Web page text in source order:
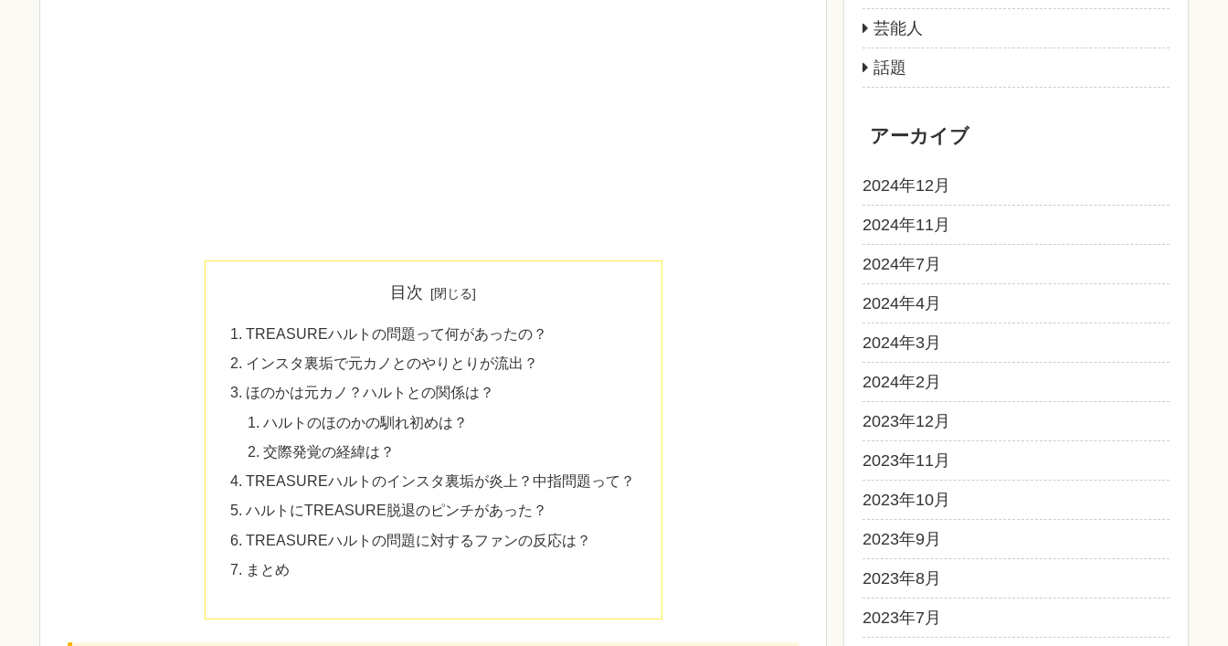
目次
TREASUREハルトの問題って何があったの？
インスタ裏垢で元カノとのやりとりが流出？
ほのかは元カノ？ハルトとの関係は？
ハルトのほのかの馴れ初めは？
交際発覚の経緯は？
TREASUREハルトのインスタ裏垢が炎上？中指問題って？
ハルトにTREASURE脱退のピンチがあった？
TREASUREハルトの問題に対するファンの反応は？
まとめ
芸能人
話題
アーカイブ
2024年12月
2024年11月
2024年7月
2024年4月
2024年3月
2024年2月
2023年12月
2023年11月
2023年10月
2023年9月
2023年8月
2023年7月